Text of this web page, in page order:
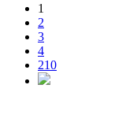
1
2
3
4
210